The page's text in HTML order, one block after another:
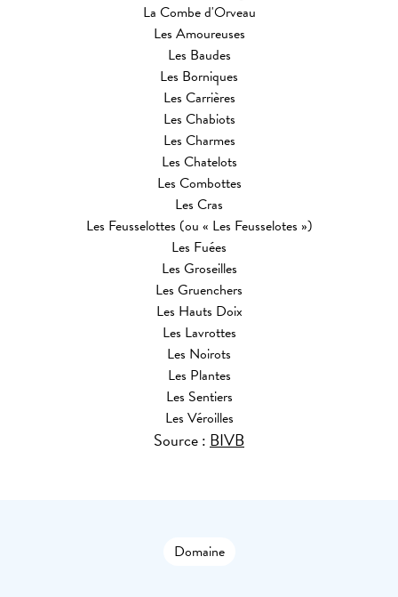
La Combe d'Orveau
Les Amoureuses
Les Baudes
Les Borniques
Les Carrières
Les Chabiots
Les Charmes
Les Chatelots
Les Combottes
Les Cras
Les Feusselottes (ou « Les Feusselotes »)
Les Fuées
Les Groseilles
Les Gruenchers
Les Hauts Doix
Les Lavrottes
Les Noirots
Les Plantes
Les Sentiers
Les Véroilles
Source :BIVB
Domaine